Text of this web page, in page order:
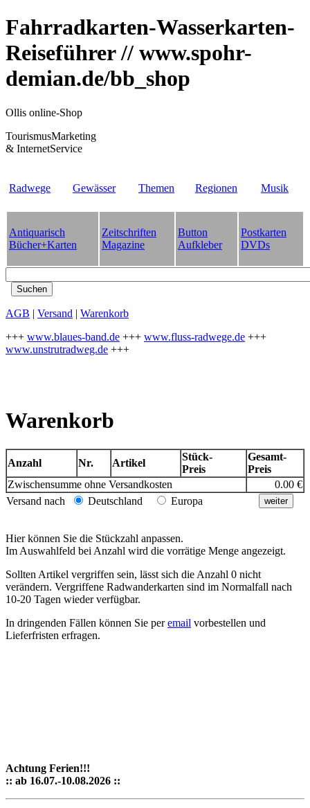
Fahrradkarten-Wasserkarten-
Reiseführer // www.spohr-
demian.de/bb_shop
Ollis online-Shop
TourismusMarketing
& InternetService
Radwege Gewässer Themen Regionen Musik
Antiquarisch
Bücher+Karten
Zeitschriften
Magazine
Button
Aufkleber
Postkarten
DVDs
AGB | Versand | Warenkorb
+++ www.blaues-band.de +++ www.fluss-radwege.de +++
www.unstrutradweg.de +++
Warenkorb
Anzahl Nr. Artikel
Stück-
Preis
Gesamt-
Preis
Zwischensumme ohne Versandkosten
0.00 €
Versand nach
Deutschland Europa
Hier können Sie die Stückzahl anpassen.
Im Auswahlfeld bei Anzahl wird die vorrätige Menge angezeigt.
Sollten Artikel vergriffen sein, lässt sich die Anzahl 0 nicht
verändern. Vergriffene Radwanderkarten sind im Normalfall nach
10-20 Tagen wieder verfügbar.
In dringenden Fällen können Sie peremail vorbestellen und
Lieferfristen erfragen.
Achtung Ferien!!!
:: ab 16.07.-10.08.2026 ::